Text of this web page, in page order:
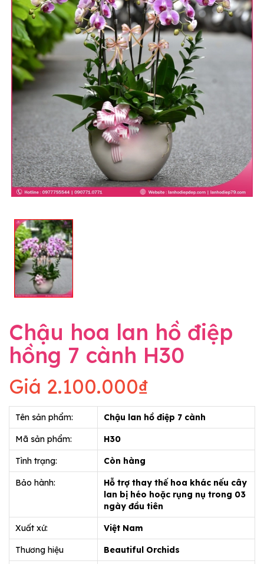
Chậu hoa lan hồ điệp
hồng 7 cành H30
Giá 2.100.000₫
Tên sản phẩm: Chậu lan hồ điệp 7 cành
Mã sản phẩm: H30
Tình trạng: Còn hàng
Bảo hành:
Hỗ trợ thay thế hoa khác nếu cây
lan bị héo hoặc rụng nụ trong 03
ngày đầu tiên
Xuất xứ: Việt Nam
Thương hiệu Beautiful Orchids